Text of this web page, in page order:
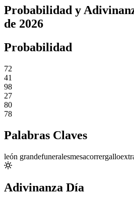
Probabilidad y
de 2026
Probabilidad
72
41
98
27
80
78
Palabras Claves
león grandefuneralesmesacorrergallo
Adivinanza Día